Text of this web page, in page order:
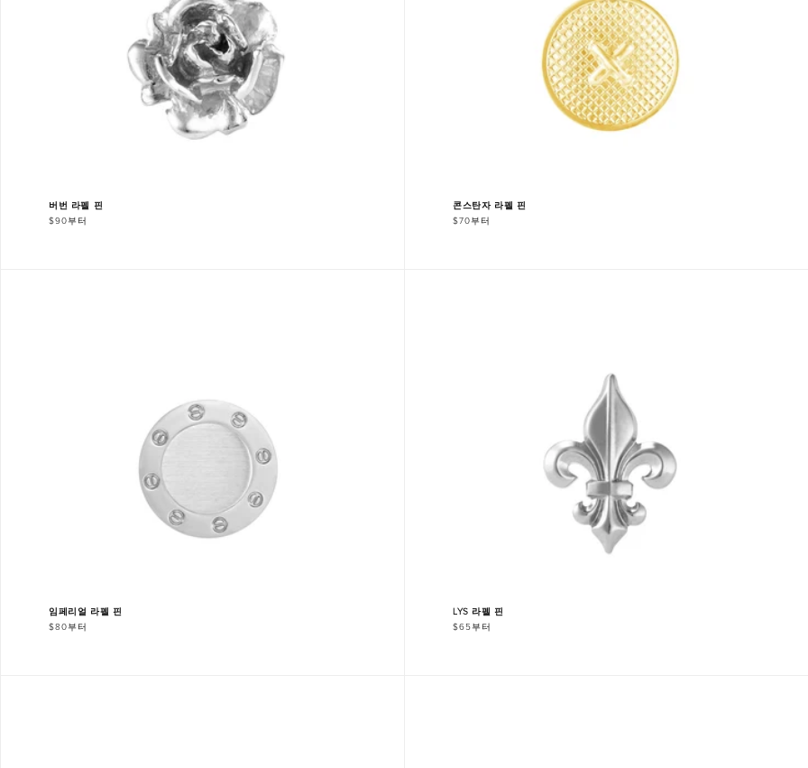
버번 라펠 핀
$90부터
콘스탄자 라펠 핀
$70부터
임페리얼 라펠 핀
$80부터
LYS 라펠 핀
$65부터